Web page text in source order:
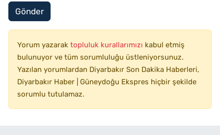
Gönder
Yorum yazarak topluluk kurallarımızı kabul etmiş
bulunuyor ve tüm sorumluluğu üstleniyorsunuz.
Yazılan yorumlardan Diyarbakır Son Dakika Haberleri,
Diyarbakır Haber | Güneydoğu Ekspres hiçbir şekilde
sorumlu tutulamaz.